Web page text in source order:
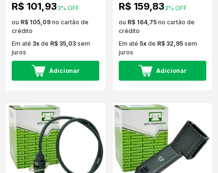
R$ 101,933% OFF
ou R$ 105,09 no cartão de
crédito
Em até 3x de R$ 35,03 sem
juros
Adicionar
R$ 159,833% OFF
ou R$ 164,75 no cartão de
crédito
Em até 5x de R$ 32,95 sem
juros
Adicionar